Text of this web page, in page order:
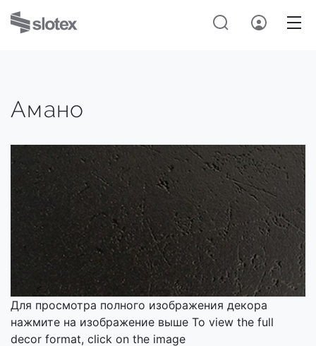
Амано
Для просмотра полного изображения декора
нажмите на изображение выше To view the full
decor format, click on the image